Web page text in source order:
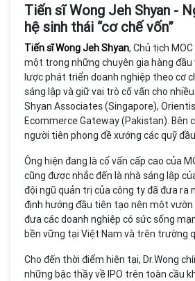
Tiến sĩ Wong Jeh Shyan -
hệ sinh thái “cơ chế vốn”
Tiến sĩ Wong Jeh Shyan, Chủ tịch
một trong những chuyên gia hàng đầu
lược phát triển doanh nghiệp theo cơ
sáng lập và giữ vai trò cố vấn cho
Shyan Associates (Singapore),
Ecommerce Gateway (Pakistan). Bên
người tiên phong đề xướng các quỹ
Ông hiện đang là cố vấn cấp cao của
cũng được nhắc đến là nhà sáng lập
đội ngũ quản trị của công ty đã đưa ra
định hướng đầu tiên tạo nên một
đưa các doanh nghiệp có sức sống
bền vững tại Việt Nam và trên trường
Cho đến thời điểm hiện tại, Dr.Wong
những bậc thầy về IPO trên toàn cầu